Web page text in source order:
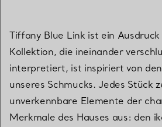
Tiffany Blue Link ist ein
Kollektion, die ineinander
interpretiert, ist inspiriert von
unseres Schmucks. Jedes Stück
unverkennbare Elemente der
Merkmale des Hauses aus: den